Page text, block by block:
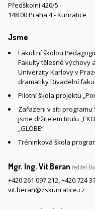
Předškolní 420/5
148 00 Praha 4 - Kunratice
Jsme
Fakultní školou
Fakulty tělesné výchovy
Univerzity Karlovy v
dramatiky Divadelní
Pilotní škola projektu
Zařazeni v síti programu
jsme držitelem titulu
„GLOBE“
Tréninková škola
Mgr. Ing. Vít Beran ředitel
+420 261 097 212,+420 724
vit.beran@zskunratice.cz